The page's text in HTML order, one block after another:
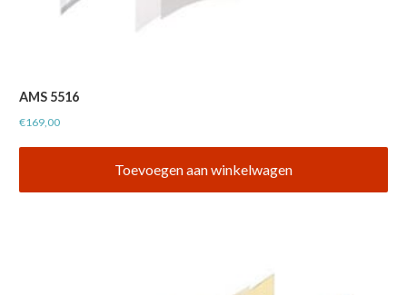
AMS 5516
€169,00
Toevoegen aan winkelwagen